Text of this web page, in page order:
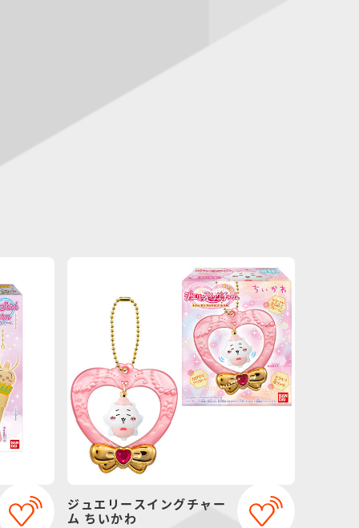
ジュエリースイングチャー
ム ちいかわ